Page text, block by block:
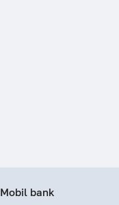
Mobil bank